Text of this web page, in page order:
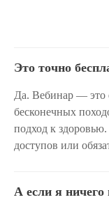
Это точно
Да. Вебинар — это
бесконечных
подход к
доступов или
А если я